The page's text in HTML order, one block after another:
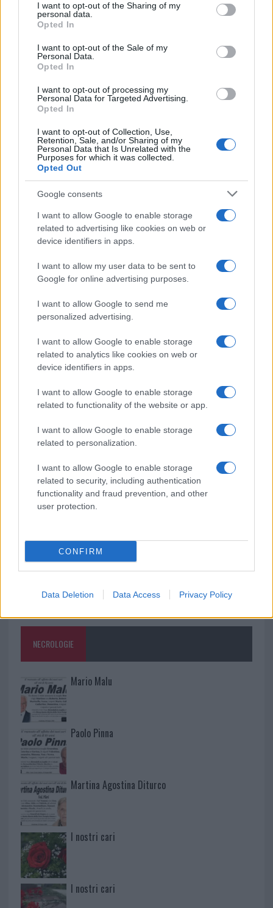
not limited to your visit or usage behaviour. You may click to
grant or deny consent to Google and its third-party tags to
use your data for below specified purposes in below Google
consent section.
I want to opt-out of the Sharing of my
personal data.
Opted In
I want to opt-out of the Sale of my
Personal Data.
Opted In
I want to opt-out of processing my
Personal Data for Targeted Advertising.
Opted In
I want to opt-out of Collection, Use,
Retention, Sale, and/or Sharing of my
Personal Data that Is Unrelated with the
Purposes for which it was collected.
Opted Out
Google consents
I want to allow Google to enable storage
related to advertising like cookies on web or
device identifiers in apps.
I want to allow my user data to be sent to
Google for online advertising purposes.
I want to allow Google to send me
personalized advertising.
I want to allow Google to enable storage
related to analytics like cookies on web or
device identifiers in apps.
I want to allow Google to enable storage
related to functionality of the website or app.
I want to allow Google to enable storage
related to personalization.
I want to allow Google to enable storage
related to security, including authentication
functionality and fraud prevention, and other
user protection.
CONFIRM
Data Deletion Data Access Privacy Policy
F
a
ce
b
o
o
k
T
it
te
r
Pi
te
st
h
at
A
p
h
a
Le previsioni meteo per il weekend a Olbia e in
Gallura
Michelle Hunziker in Gallura, bella anche dal
vivo: un amico vip svela come fa
Calangianus, dopo le polemiche il centro
accoglienza minori chiude
Olbia, divieto di sosta contro spaccio e degrado:
Pausa caffè impeccabile: come scegliere la
Monte Pino, la fine di un lungo dolore: storia e
rinascita della strada che segnò la Gallura
Raid nelle campagne di Berchidda, rischio per
la rete elettrica
NECROLOGIE
Mario Malu
Paolo Pinna
Martina Agostina Diturco
I nostri cari
I nostri cari